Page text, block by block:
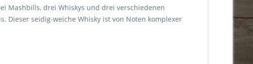
Mashbills, drei Whiskys und drei verschiedenen
Dieser seidig-weiche Whisky ist von Noten komplexer